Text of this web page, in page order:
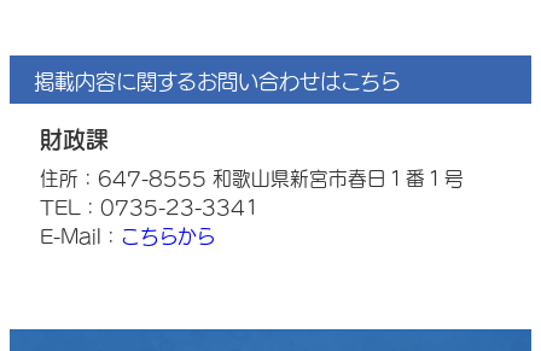
掲載内容に関するお問い合わせはこちら
財政課
住所：647-8555 和歌山県新宮市春日１番１号
TEL：0735-23-3341
E-Mail： こちらから